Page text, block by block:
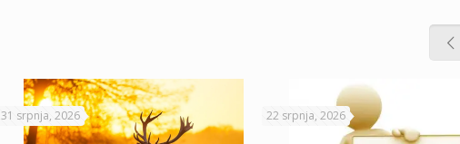
31 srpnja, 2026 22 srpnja, 2026